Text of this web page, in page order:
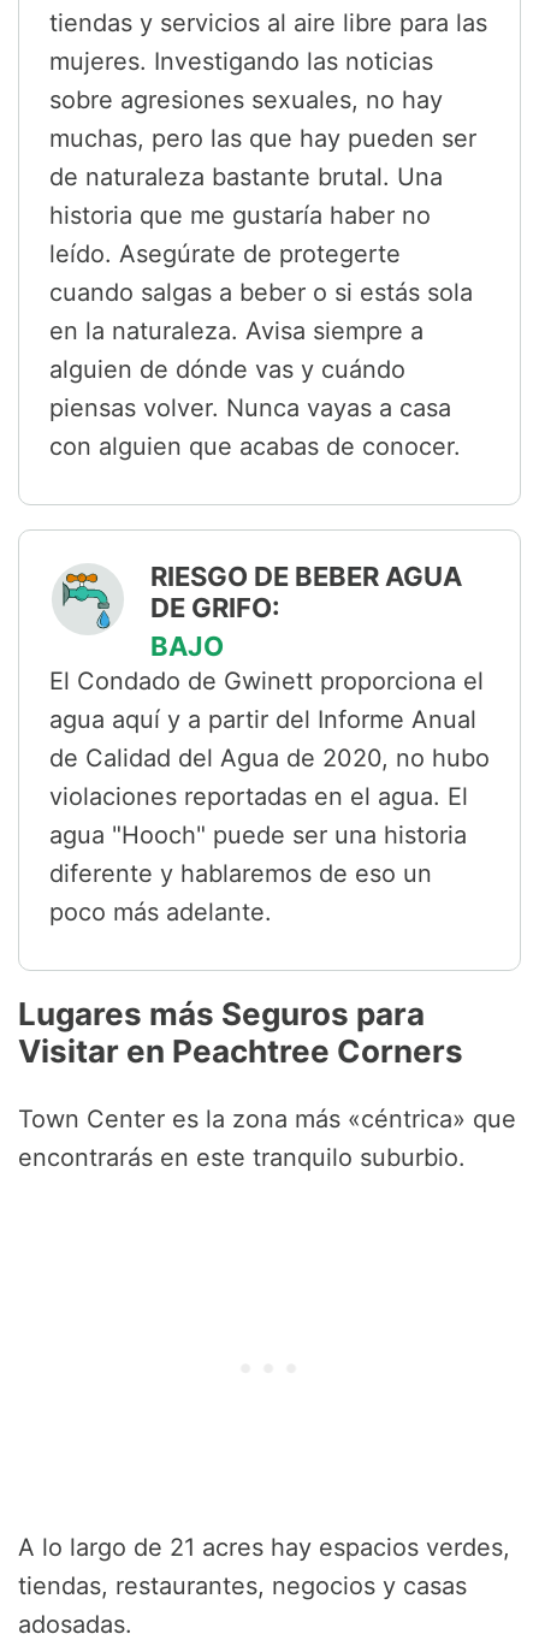
tiendas y servicios al aire libre para las
mujeres. Investigando las noticias
sobre agresiones sexuales, no hay
muchas, pero las que hay pueden ser
de naturaleza bastante brutal. Una
historia que me gustaría haber no
leído. Asegúrate de protegerte
cuando salgas a beber o si estás sola
en la naturaleza. Avisa siempre a
alguien de dónde vas y cuándo
piensas volver. Nunca vayas a casa
con alguien que acabas de conocer.
RIESGO DE BEBER AGUA
DE GRIFO:
BAJO
El Condado de Gwinett proporciona el
agua aquí y a partir del Informe Anual
de Calidad del Agua de 2020, no hubo
violaciones reportadas en el agua. El
agua "Hooch" puede ser una historia
diferente y hablaremos de eso un
poco más adelante.
Lugares más Seguros para
Visitar en Peachtree Corners
Town Center es la zona más «céntrica» que
encontrarás en este tranquilo suburbio.
A lo largo de 21 acres hay espacios verdes,
tiendas, restaurantes, negocios y casas
adosadas.